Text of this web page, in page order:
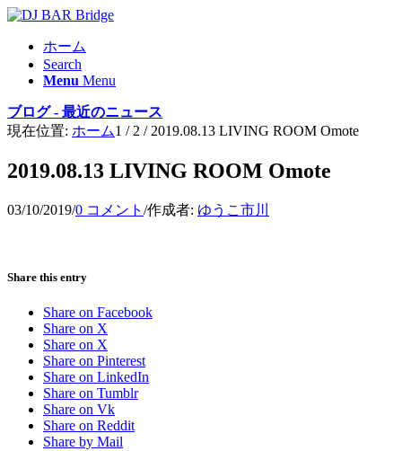
ホーム
Search
Menu Menu
ブログ - 最近のニュース
現在位置: ホーム1 / 2 / 2019.08.13 LIVING ROOM Omote
2019.08.13 LIVING ROOM Omote
03/10/2019/0 コメント /作成者: ゆうこ市川
Share this entry
Share on Facebook
Share on X
Share on X
Share on Pinterest
Share on LinkedIn
Share on Tumblr
Share on Vk
Share on Reddit
Share by Mail